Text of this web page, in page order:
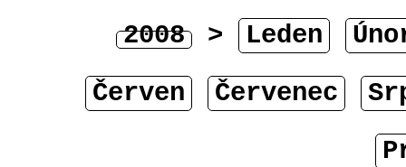
2008 > Leden
Červen
Červenec